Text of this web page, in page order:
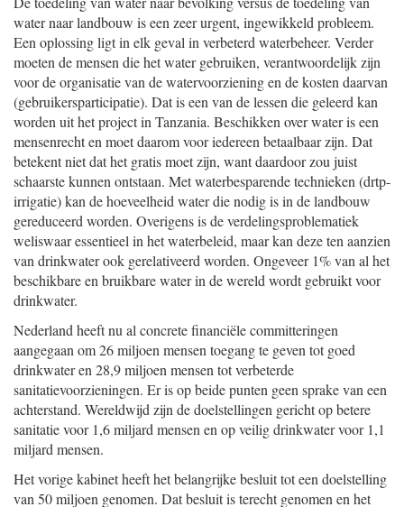
water naar landbouw is een zeer urgent, ingewikkeld probleem.
Een oplossing ligt in elk geval in verbeterd waterbeheer. Verder
moeten de mensen die het water gebruiken, verantwoordelijk zijn
voor de organisatie van de watervoorziening en de kosten daarvan
(gebruikersparticipatie). Dat is een van de lessen die geleerd kan
worden uit het project in Tanzania. Beschikken over water is een
mensenrecht en moet daarom voor iedereen betaalbaar zijn. Dat
betekent niet dat het gratis moet zijn, want daardoor zou juist
schaarste kunnen ontstaan. Met waterbesparende technieken (drtp-
irrigatie) kan de hoeveelheid water die nodig is in de landbouw
gereduceerd worden. Overigens is de verdelingsproblematiek
weliswaar essentieel in het waterbeleid, maar kan deze ten aanzien
van drinkwater ook gerelativeerd worden. Ongeveer 1% van al het
beschikbare en bruikbare water in de wereld wordt gebruikt voor
drinkwater.
Nederland heeft nu al concrete financiële committeringen
aangegaan om 26 miljoen mensen toegang te geven tot goed
drinkwater en 28,9 miljoen mensen tot verbeterde
sanitatievoorzieningen. Er is op beide punten geen sprake van een
achterstand. Wereldwijd zijn de doelstellingen gericht op betere
sanitatie voor 1,6 miljard mensen en op veilig drinkwater voor 1,1
miljard mensen.
Het vorige kabinet heeft het belangrijke besluit tot een doelstelling
van 50 miljoen genomen. Dat besluit is terecht genomen en het